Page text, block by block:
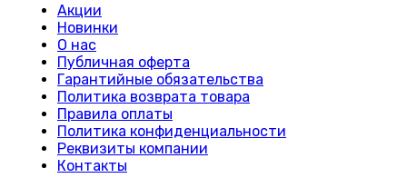
Акции
Новинки
О нас
Публичная оферта
Гарантийные обязательства
Политика возврата товара
Правила оплаты
Политика конфиденциальности
Реквизиты компании
Контакты